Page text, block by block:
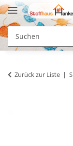
Zurück zur Liste